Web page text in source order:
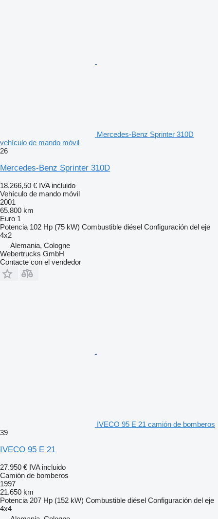
Mercedes-Benz Sprinter 310D
vehículo de mando móvil
26
Mercedes-Benz Sprinter 310D
18.266,50 € IVA incluido
Vehículo de mando móvil
2001
65.800 km
Euro 1
Potencia 102 Hp (75 kW) Combustible diésel Configuración del eje
4x2
Alemania, Cologne
Webertrucks GmbH
Contacte con el vendedor
IVECO 95 E 21 camión de bomberos
39
IVECO 95 E 21
27.950 € IVA incluido
Camión de bomberos
1997
21.650 km
Potencia 207 Hp (152 kW) Combustible diésel Configuración del eje
4x4